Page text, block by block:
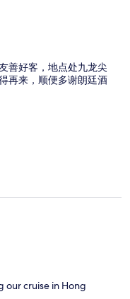
善好客，地点处九龙尖
再来，顺便多谢朗廷酒
our cruise in Hong